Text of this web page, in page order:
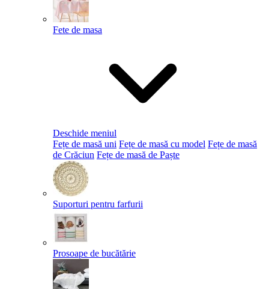
Fete de masa
Deschide meniul
Fețe de masă uni Fețe de masă cu model Fețe de masă
de Crăciun Fețe de masă de Paște​
Suporturi pentru farfurii
Prosoape de bucătărie